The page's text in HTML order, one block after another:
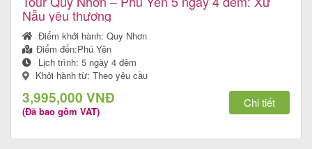
Nẫu yêu thương
Điểm khởi hành:Quy Nhơn
Điểm đến:Phú Yên
Lịch trình:5 ngày 4 đêm
Khởi hành từ: Theo yêu cầu
3,995,000 VNĐ
(Đã bao gồm VAT)
Chi tiết